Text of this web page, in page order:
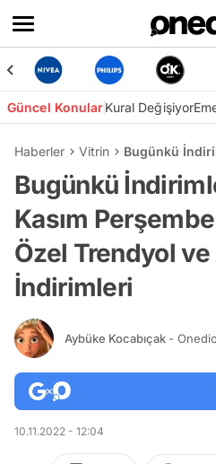
Güncel KonularKural Değişiyor
Haberler Vitrin Bugünkü
Bugünkü
Kasım
Özel Trendyol
İndirimleri
Aybüke Kocabıçak -
10.11.2022 - 12:04